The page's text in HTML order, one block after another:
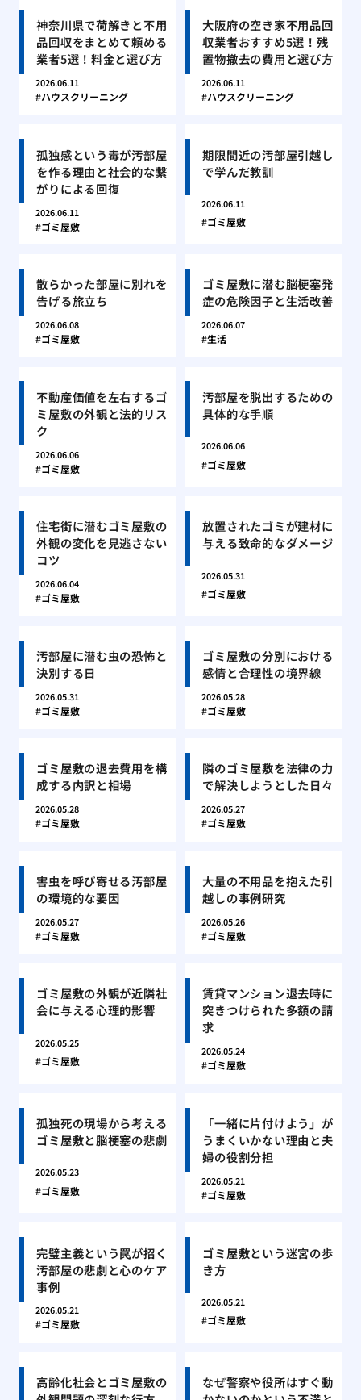
神奈川県で荷解きと不用
品回収をまとめて頼める
業者5選！料金と選び方
2026.06.11
ハウスクリーニング
大阪府の空き家不用品回
収業者おすすめ5選！残
置物撤去の費用と選び方
2026.06.11
ハウスクリーニング
孤独感という毒が汚部屋
を作る理由と社会的な繋
がりによる回復
2026.06.11
ゴミ屋敷
期限間近の汚部屋引越し
で学んだ教訓
2026.06.11
ゴミ屋敷
散らかった部屋に別れを
告げる旅立ち
2026.06.08
ゴミ屋敷
ゴミ屋敷に潜む脳梗塞発
症の危険因子と生活改善
2026.06.07
生活
不動産価値を左右するゴ
ミ屋敷の外観と法的リス
ク
2026.06.06
ゴミ屋敷
汚部屋を脱出するための
具体的な手順
2026.06.06
ゴミ屋敷
住宅街に潜むゴミ屋敷の
外観の変化を見逃さない
コツ
2026.06.04
ゴミ屋敷
放置されたゴミが建材に
与える致命的なダメージ
2026.05.31
ゴミ屋敷
汚部屋に潜む虫の恐怖と
決別する日
2026.05.31
ゴミ屋敷
ゴミ屋敷の分別における
感情と合理性の境界線
2026.05.28
ゴミ屋敷
ゴミ屋敷の退去費用を構
成する内訳と相場
2026.05.28
ゴミ屋敷
隣のゴミ屋敷を法律の力
で解決しようとした日々
2026.05.27
ゴミ屋敷
害虫を呼び寄せる汚部屋
の環境的な要因
2026.05.27
ゴミ屋敷
大量の不用品を抱えた引
越しの事例研究
2026.05.26
ゴミ屋敷
ゴミ屋敷の外観が近隣社
会に与える心理的影響
2026.05.25
ゴミ屋敷
賃貸マンション退去時に
突きつけられた多額の請
求
2026.05.24
ゴミ屋敷
孤独死の現場から考える
ゴミ屋敷と脳梗塞の悲劇
2026.05.23
ゴミ屋敷
「一緒に片付けよう」が
うまくいかない理由と夫
婦の役割分担
2026.05.21
ゴミ屋敷
完璧主義という罠が招く
汚部屋の悲劇と心のケア
事例
2026.05.21
ゴミ屋敷
ゴミ屋敷という迷宮の歩
き方
2026.05.21
ゴミ屋敷
高齢化社会とゴミ屋敷の
なぜ警察や役所はすぐ動